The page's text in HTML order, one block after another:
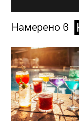
Намерено в